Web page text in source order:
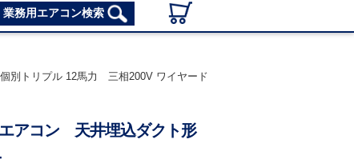
業務用エアコン検索
トリプル 12馬力 三相200V ワイヤード
アコン 天井埋込ダクト形